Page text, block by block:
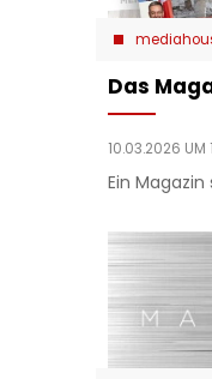
Das
10.03.2026 UM
Ein